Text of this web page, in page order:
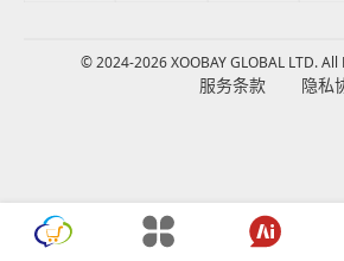
© 2024-2026 XOOBAY GLOBAL LTD.
服务条款 隐私